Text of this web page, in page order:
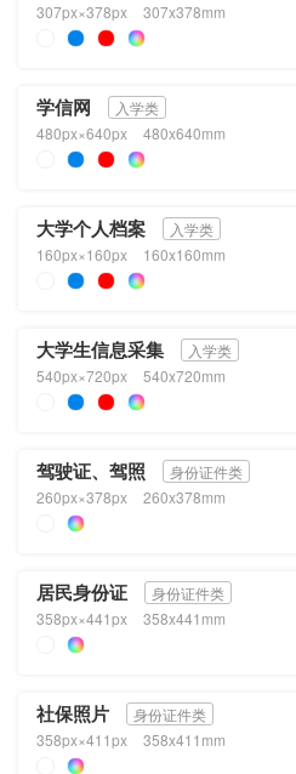
307px×378px
307x378mm
学信网
入学类
480px×640px
480x640mm
大学个人档案
入学类
160px×160px
160x160mm
大学生信息采集
入学类
540px×720px
540x720mm
驾驶证、驾照
身份证件类
260px×378px
260x378mm
居民身份证
身份证件类
358px×441px
358x441mm
社保照片
身份证件类
358px×411px
358x411mm